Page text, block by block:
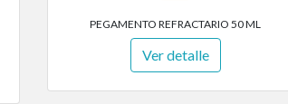
PEGAMENTO REFRACTARIO 50 ML
Ver detalle